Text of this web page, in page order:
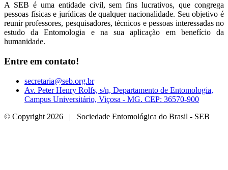
A SEB é uma entidade civil, sem fins lucrativos, que congrega
pessoas físicas e jurídicas de qualquer nacionalidade. Seu objetivo é
reunir professores, pesquisadores, técnicos e pessoas interessadas no
estudo da Entomologia e na sua aplicação em benefício da
humanidade.
Entre em contato!
secretaria@seb.org.br
Av. Peter Henry Rolfs, s/n, Departamento de Entomologia,
Campus Universitário, Viçosa - MG. CEP: 36570-900
© Copyright 2026 | Sociedade Entomológica do Brasil - SEB